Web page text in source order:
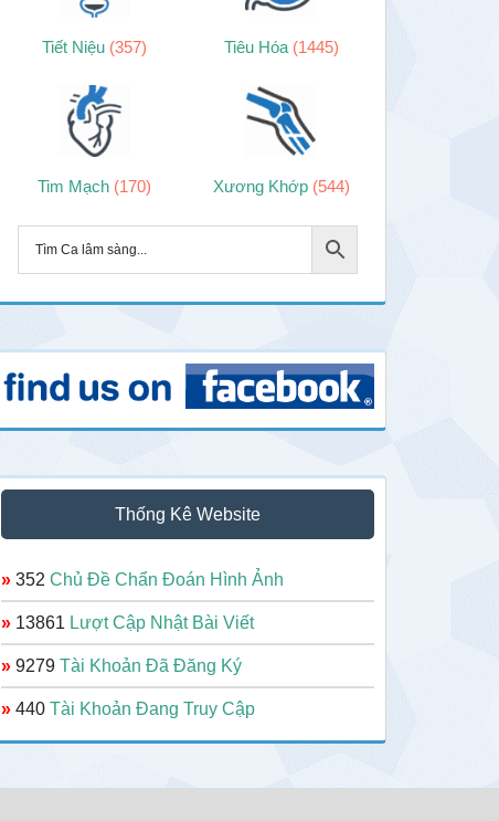
Tiết Niệu (357) Tiêu Hóa (1445)
Tim Mạch (170) Xương Khớp (544)
Thống Kê Website
» 352 Chủ Đề Chẩn Đoán Hình Ảnh
» 13861 Lượt Cập Nhật Bài Viết
» 9279 Tài Khoản Đã Đăng Ký
» 440 Tài Khoản Đang Truy Cập